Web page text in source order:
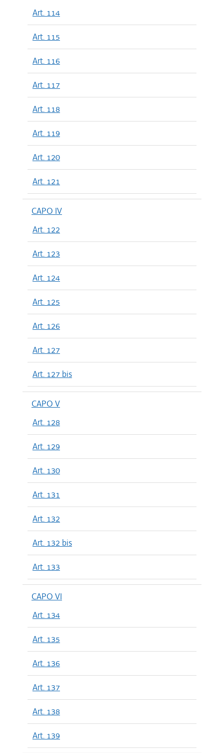
Art. 114
Art. 115
Art. 116
Art. 117
Art. 118
Art. 119
Art. 120
Art. 121
CAPO IV
Art. 122
Art. 123
Art. 124
Art. 125
Art. 126
Art. 127
Art. 127 bis
CAPO V
Art. 128
Art. 129
Art. 130
Art. 131
Art. 132
Art. 132 bis
Art. 133
CAPO VI
Art. 134
Art. 135
Art. 136
Art. 137
Art. 138
Art. 139